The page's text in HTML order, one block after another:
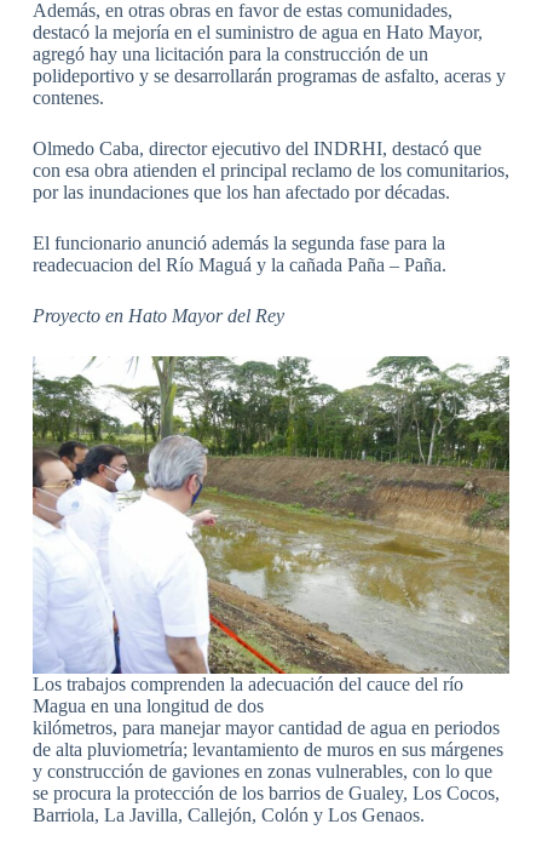
Además, en otras obras en favor de estas comunidades,
destacó la mejoría en el suministro de agua en Hato Mayor,
agregó hay una licitación para la construcción de un
polideportivo y se desarrollarán programas de asfalto, aceras y
contenes.
Olmedo Caba, director ejecutivo del INDRHI, destacó que
con esa obra atienden el principal reclamo de los comunitarios,
por las inundaciones que los han afectado por décadas.
El funcionario anunció además la segunda fase para la
readecuacion del Río Maguá y la cañada Paña – Paña.
Proyecto en Hato Mayor del Rey
Los trabajos comprenden la adecuación del cauce del río
Magua en una longitud de dos
kilómetros, para manejar mayor cantidad de agua en periodos
de alta pluviometría; levantamiento de muros en sus márgenes
y construcción de gaviones en zonas vulnerables, con lo que
se procura la protección de los barrios de Gualey, Los Cocos,
Barriola, La Javilla, Callejón, Colón y Los Genaos.